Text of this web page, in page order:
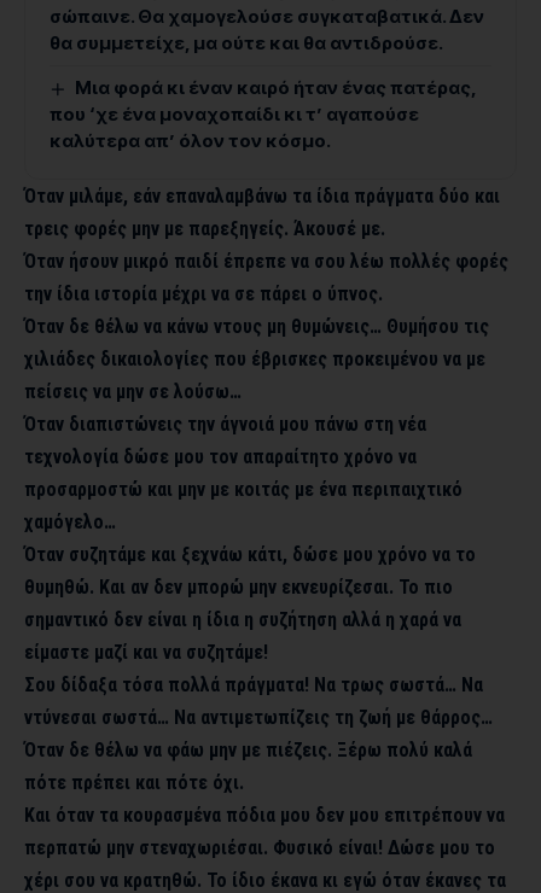
σώπαινε. Θα χαμογελούσε συγκαταβατικά. Δεν
θα συμμετείχε, μα ούτε και θα αντιδρούσε.
Μια φορά κι έναν καιρό ήταν ένας πατέρας,
που ‘χε ένα μοναχοπαίδι κι τ’ αγαπούσε
καλύτερα απ’ όλον τον κόσμο.
Όταν μιλάμε, εάν επαναλαμβάνω τα ίδια πράγματα δύο και
τρεις φορές μην με παρεξηγείς. Άκουσέ με.
Όταν ήσουν μικρό παιδί έπρεπε να σου λέω πολλές φορές
την ίδια ιστορία μέχρι να σε πάρει ο ύπνος.
Όταν δε θέλω να κάνω ντους μη θυμώνεις… Θυμήσου τις
χιλιάδες δικαιολογίες που έβρισκες προκειμένου να με
πείσεις να μην σε λούσω…
Όταν διαπιστώνεις την άγνοιά μου πάνω στη νέα
τεχνολογία δώσε μου τον απαραίτητο χρόνο να
προσαρμοστώ και μην με κοιτάς με ένα περιπαιχτικό
χαμόγελο…
Όταν συζητάμε και ξεχνάω κάτι, δώσε μου χρόνο να το
θυμηθώ. Και αν δεν μπορώ μην εκνευρίζεσαι. Το πιο
σημαντικό δεν είναι η ίδια η συζήτηση αλλά η χαρά να
είμαστε μαζί και να συζητάμε!
Σου δίδαξα τόσα πολλά πράγματα! Να τρως σωστά… Να
ντύνεσαι σωστά… Να αντιμετωπίζεις τη ζωή με θάρρος…
Όταν δε θέλω να φάω μην με πιέζεις. Ξέρω πολύ καλά
πότε πρέπει και πότε όχι.
Και όταν τα κουρασμένα πόδια μου δεν μου επιτρέπουν να
περπατώ μην στεναχωριέσαι. Φυσικό είναι! Δώσε μου το
χέρι σου να κρατηθώ. Το ίδιο έκανα κι εγώ όταν έκανες τα